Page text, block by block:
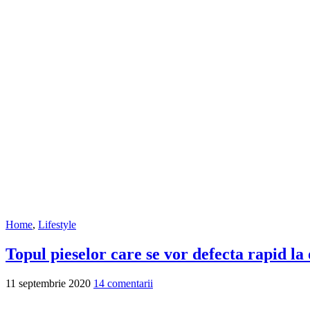
Home, Lifestyle
Topul pieselor care se vor defecta rapid la
11 septembrie 2020 14 comentarii